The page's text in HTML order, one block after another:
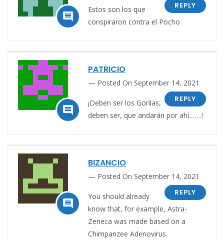

REPLY
Estos son los que
conspiraron contra el Pocho

PATRICIO
Posted On September 14, 2021
REPLY
¡Deben ser los Gorilas,
deben ser, que andarán por ahí…….!

BIZANCIO
Posted On September 14, 2021
REPLY
You should already
know that, for example, Astra-
Zeneca was made based on a
Chimpanzee Adenovirus.